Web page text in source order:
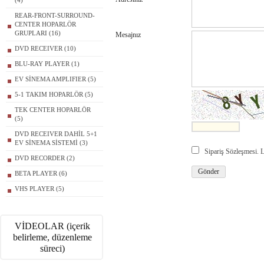
REAR-FRONT-SURROUND-
CENTER HOPARLÖR
GRUPLARI (16)
DVD RECEIVER (10)
BLU-RAY PLAYER (1)
EV SİNEMA AMPLIFIER (5)
5-1 TAKIM HOPARLÖR (5)
TEK CENTER HOPARLÖR
(5)
DVD RECEIVER DAHİL 5+1
EV SİNEMA SİSTEMİ (3)
DVD RECORDER (2)
BETA PLAYER (6)
VHS PLAYER (5)
VİDEOLAR (içerik
belirleme, düzenleme
süreci)
Mesajnız
Sipariş